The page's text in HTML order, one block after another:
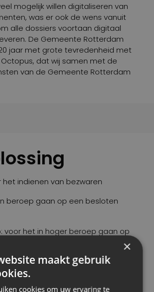
mogelijk willen digitaliseren van
was er ook de wens vanuit
alle dossiers voortaan digitaal
De Gemeente Rotterdam
jaar met grote tevredenheid met
dat wij samen met de
van de Gemeente Rotterdam
het indienen van bezwaren
beroep gaan op een besloten
voor het in hoger beroep gaan op
om een aanvraag te
de zaak loopt
×
maakt gebruik
cookies om uw ervaring te